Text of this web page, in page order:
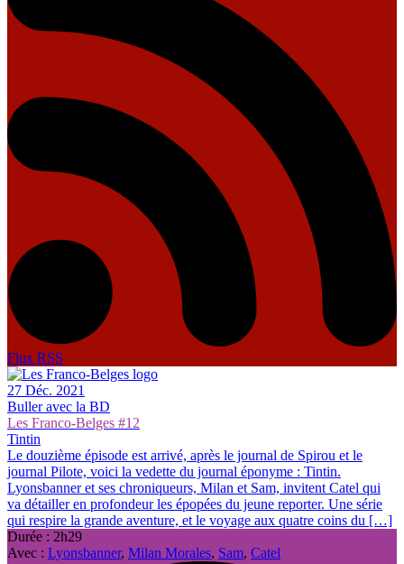
Flux RSS
27 Déc. 2021
Buller avec la BD
Les Franco-Belges #12
Tintin
Le douzième épisode est arrivé, après le journal de Spirou et le
journal Pilote, voici la vedette du journal éponyme : Tintin.
Lyonsbanner et ses chroniqueurs, Milan et Sam, invitent Catel qui
va détailler en profondeur les épopées du jeune reporter. Une série
qui respire la grande aventure, et le voyage aux quatre coins du […]
Durée : 2h29
Avec : Lyonsbanner, Milan Morales, Sam, Catel